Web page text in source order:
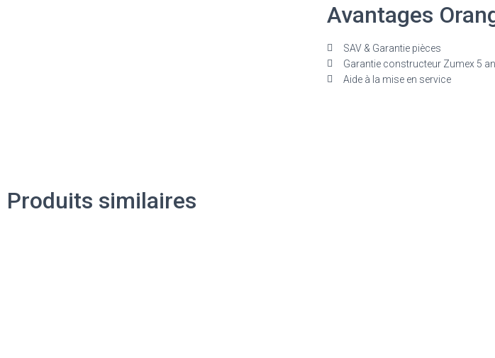
Avantages
SAV & Garantie pièces
Garantie constructeur Zumex 5
Aide à la mise en service
Produits similaires